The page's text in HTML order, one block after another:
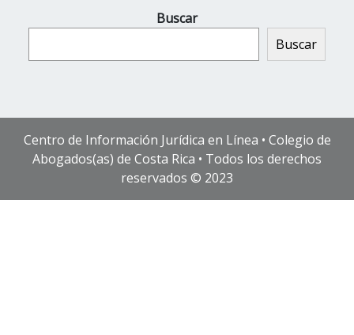
Buscar
Buscar
Centro de Información Jurídica en Línea • Colegio de
Abogados(as) de Costa Rica • Todos los derechos
reservados © 2023